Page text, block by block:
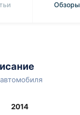
Обзоры
2014